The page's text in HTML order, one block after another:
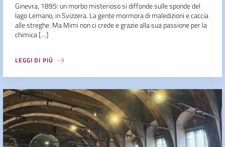
Ginevra, 1895: un morbo misterioso si diffonde sulle sponde del
lago Lemano, in Svizzera. La gente mormora di maledizioni e caccia
alle streghe. Ma Mimi non ci crede e grazie alla sua passione per la
chimica […]
LEGGI DI PIÙ